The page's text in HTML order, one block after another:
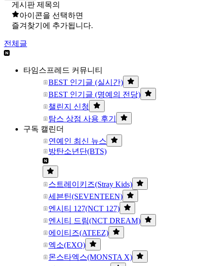
게시판 제목의
아이콘을 선택하면
즐겨찾기에 추가됩니다.
전체글
타임스프레드 커뮤니티
BEST 인기글 (실시간)
BEST 인기글 (명예의 전당)
챌린지 신청
탐스 상점 사용 후기
구독 캘린더
연예인 최신 뉴스
방탄소년단(BTS)
스트레이키즈(Stray Kids)
세븐틴(SEVENTEEN)
엔시티 127(NCT 127)
엔시티 드림(NCT DREAM)
에이티즈(ATEEZ)
엑소(EXO)
몬스타엑스(MONSTA X)